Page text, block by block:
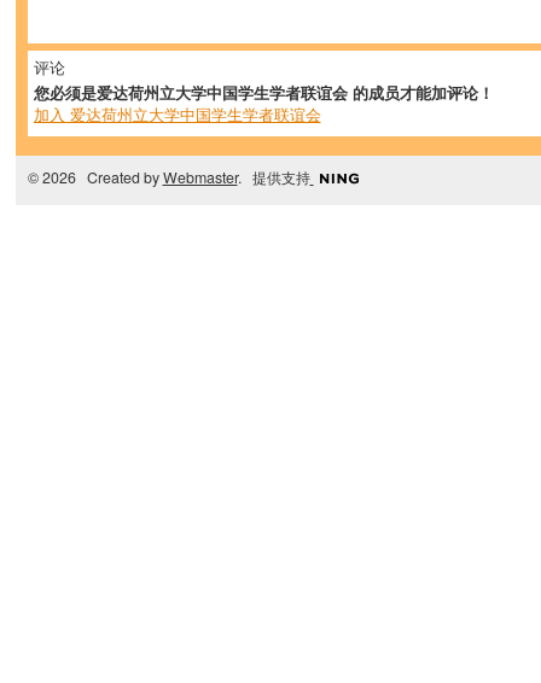
评论
您必须是爱达荷州立大学中国学生学者联谊会 的成员才能加评论！
加入 爱达荷州立大学中国学生学者联谊会
© 2026 Created byWebmaster. 提供支持